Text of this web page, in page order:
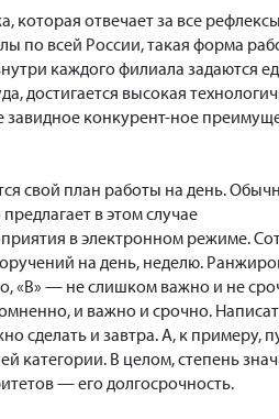
которая отвечает за все
по всей России, такая форма
каждого филиала задаются
достигается высокая
завидное конкурент-ное
свой план работы на день.
в этом случае
в электронном режиме.
на день, неделю.
«В» — не слишком важно и не
и важно и срочно.
сделать и завтра. А, к примеру,
категории. В целом, степень
— его долгосрочность.